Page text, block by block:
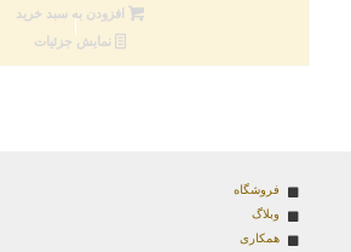
افزودن به سبد خرید
نمایش جزئیات
فروشگاه
وبلاگ
همکاری